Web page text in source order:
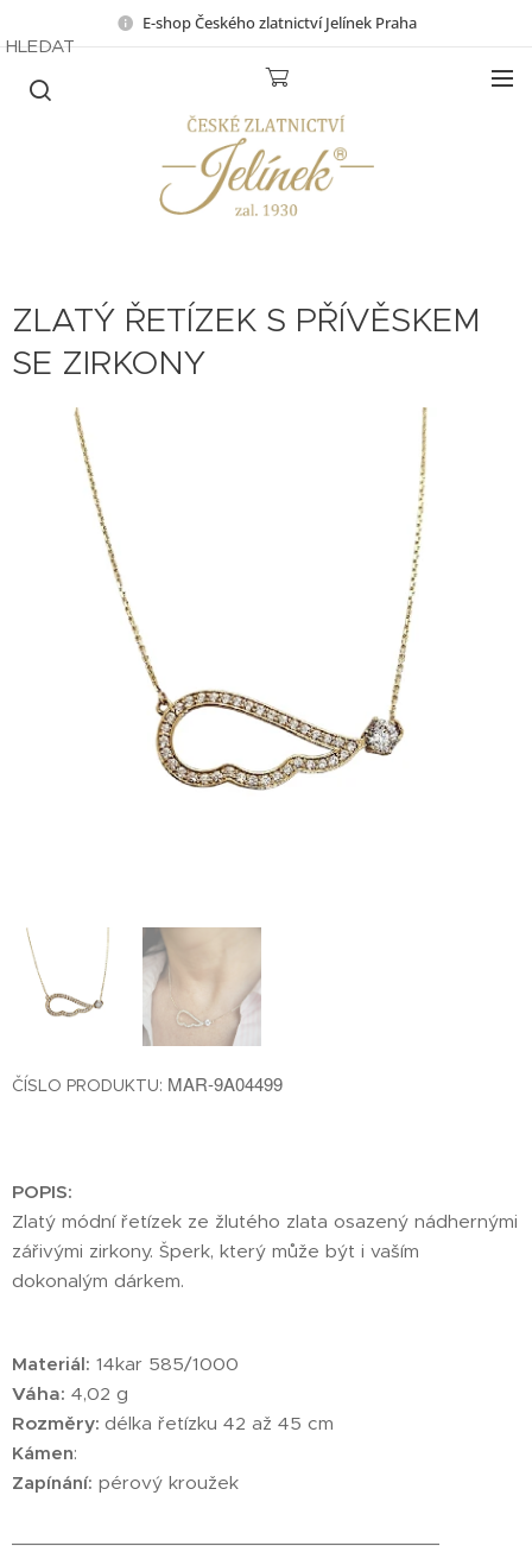
E-shop Českého zlatnictví Jelínek Praha
HLEDAT
ZLATÝ ŘETÍZEK S PŘÍVĚSKEM
SE ZIRKONY
ČÍSLO PRODUKTU: MAR-9A04499
POPIS:
Zlatý módní řetízek ze žlutého zlata osazený nádhernými
zářivými zirkony. Šperk, který může být i vaším
dokonalým dárkem.
Materiál: 14kar 585/1000
Váha: 4,02 g
Rozměry: délka řetízku 42 až 45 cm
Kámen:
Zapínání: pérový kroužek